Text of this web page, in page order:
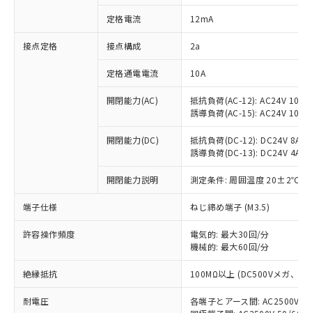
定格電流 12mA
接点定格 接点構成 2a
定格通電電流 10A
開閉能力(AC)
抵抗負荷(AC-12): AC24V 10A/
誘導負荷(AC-15): AC24V
開閉能力(DC)
抵抗負荷(DC-12): DC24V 8A/
誘導負荷(DC-13): DC24V 4A/
開閉能力説明 測定条件: 周囲温度 20±2℃、
端子仕様 ねじ締め端子 (M3.5)
許容操作頻度
電気的: 最大30回/分
機械的: 最大60回/分
絶縁抵抗 100MΩ以上 (DC500Vメガ、点
耐電圧
各端子とアース間: AC2500V
ご利用条件
以下の条件をお読みいただき、同意のうえ
本サービスは、当社制御機器事業取扱
商品の当社在庫状況および標準価格
(税抜)を提供させていただくもので
当社制御機器事業取扱商品の中には、
本サービスの対象外となる商品もある
ことをご了承ください。
在庫状況および標準価格照会結果は、
記載している更新日時点での社内デー
タに基づき作成されるものであり、閲
準価格とは異なる場合があることをご
対応済み：EU RoHS指令（10物質）の
非含有に対応した製品が提供可能な商品で
対応予定：EU RoHS指令（10物質）の非含
有に対応した製品に切り替える予定のある
対応予定なし：EU RoHS指令（10物質）の
非含有に非対応の商品で、対応品を出す予
調査・確認中：EU RoHS指令（10物質）の
非含有の対応状況を調査中または確認中の
非該当品：ライセンス料など無形物で、有
害物質有無と関係のない商品です。
仕入先様の事情により、非含有部品として
いたものが、含有品と判明した場合などや
むを得ず変更することがあります。
*EU RoHS指令（10物質）：
鉛(Pb) 1000ppm以下、 水銀(Hg) 1000ppm以下、 カド
六価クロム(Cr(Ⅵ)) 1000ppm以下、ポリ臭化ビフェニル
「○」：最大均質材料含有率が中国RoHSの
基準値以下であることを示します。
「×」：最大均質材料含有率が中国RoHSの
基準値を超えていることを示します。
「－」：未確認です。当社販売部門へお問
当社は、これら貴社製品のうち、外国
為替および外国貿易法に定める商品
（以下｢規制貨物等」という）を輸出
または国外への提供する場合は、日本
国政府の輸出許可(または役務取引許
可)を取得するなどの必要な手続きを